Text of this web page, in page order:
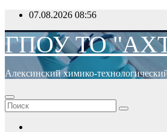
Перейти
содержимому
07.08.2026 08:56
ГПОУ ТО
Алексинский химико-